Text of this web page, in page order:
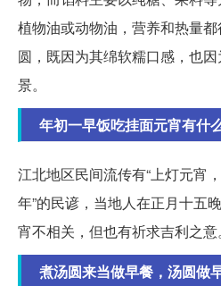
植物油或动物油，营养和热量
圆，既因为其绵软糯口感，也
景。
年初一早饭吃挂面元宵有什
江北地区民间流传有“上灯元宵
年”的民谚，当地人在正月十五
宵不相关，但也有祈求吉利之
煮汤圆来当做早餐，汤圆做